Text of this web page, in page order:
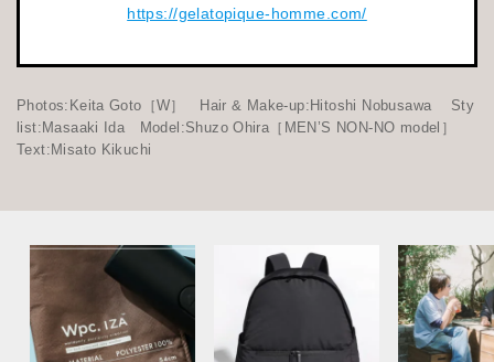
https://gelatopique-homme.com/
Photos:Keita Goto［W］ Hair & Make-up:Hitoshi Nobusawa Sty
list:Masaaki Ida Model:Shuzo Ohira［MEN’S NON-NO model］
Text:Misato Kikuchi